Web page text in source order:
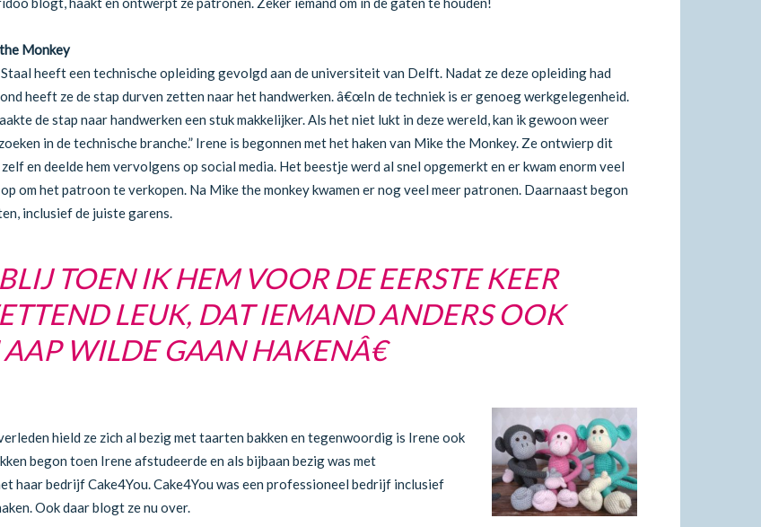
Monkey
heeft een technische opleiding gevolgd aan de universiteit van Delft. Nadat ze deze opleiding had
heeft ze de stap durven zetten naar het handwerken. â€œIn de techniek is er genoeg werkgelegenheid.
de stap naar handwerken een stuk makkelijker. Als het niet lukt in deze wereld, kan ik gewoon weer
in de technische branche.” Irene is begonnen met het haken van Mike the Monkey. Ze ontwierp dit
en deelde hem vervolgens op social media. Het beestje werd al snel opgemerkt en er kwam enorm veel
om het patroon te verkopen. Na Mike the monkey kwamen er nog veel meer patronen. Daarnaast begon
inclusief de juiste garens.
TOEN IK HEM VOOR DE EERSTE KEER
LEUK, DAT IEMAND ANDERS OOK
WILDE GAAN HAKENÂ€
hield ze zich al bezig met taarten bakken en tegenwoordig is Irene ook
begon toen Irene afstudeerde en als bijbaan bezig was met
haar bedrijf Cake4You. Cake4You was een professioneel bedrijf inclusief
Ook daar blogt ze nu over.